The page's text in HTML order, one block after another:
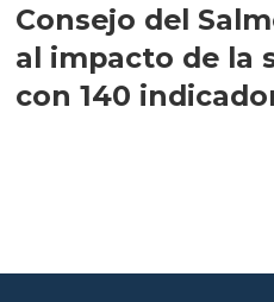
Consejo del
al impacto de la
con 140